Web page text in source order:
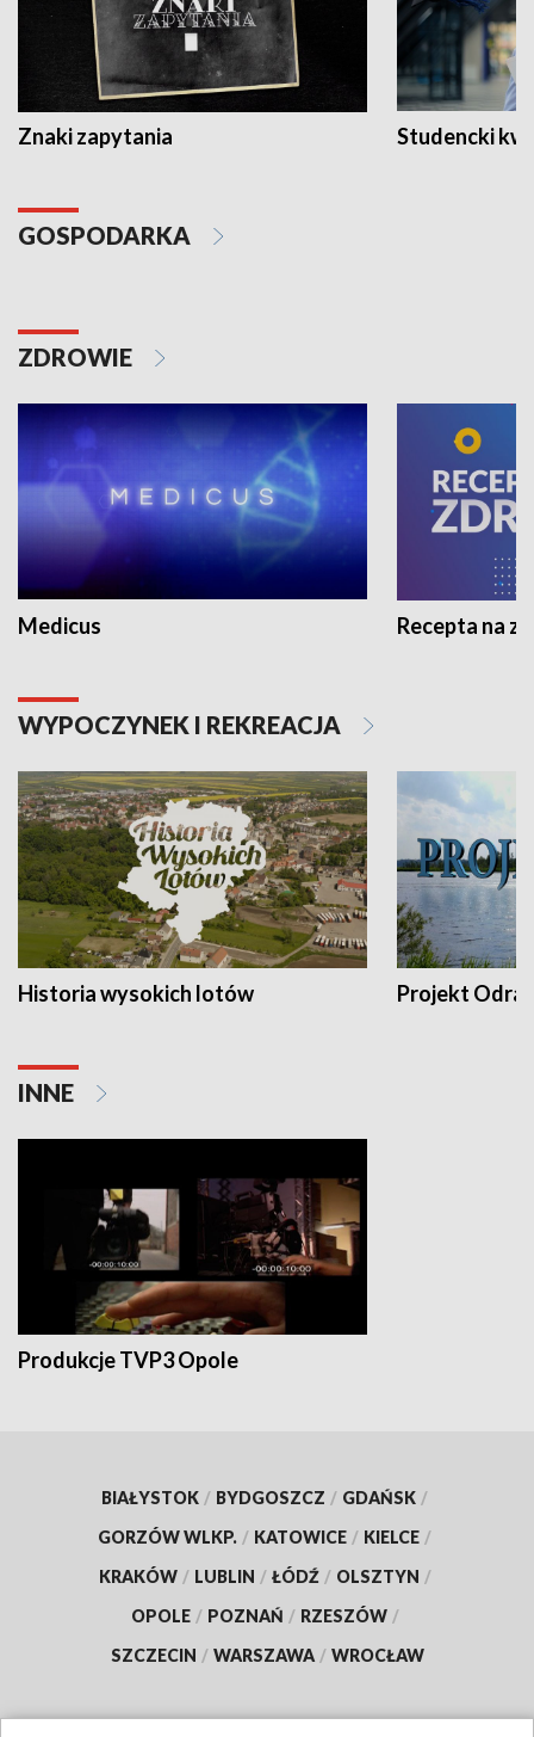
Znaki zapytania Studencki
GOSPODARKA
ZDROWIE
Medicus Recepta na
WYPOCZYNEK I REKREACJA
Historia wysokich lotów Projekt Odra
INNE
Produkcje TVP3 Opole
BIAŁYSTOK / BYDGOSZCZ / GDAŃSK /
GORZÓW WLKP. / KATOWICE / KIELCE /
KRAKÓW / LUBLIN / ŁÓDŹ / OLSZTYN /
OPOLE / POZNAŃ / RZESZÓW /
SZCZECIN / WARSZAWA / WROCŁAW